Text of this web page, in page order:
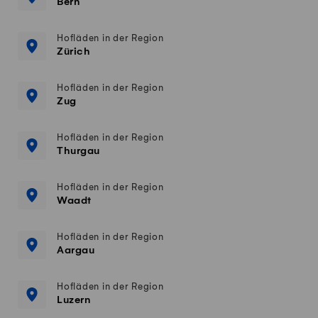
Hofläden in der Region
Zürich
Hofläden in der Region
Zug
Hofläden in der Region
Thurgau
Hofläden in der Region
Waadt
Hofläden in der Region
Aargau
Hofläden in der Region
Luzern